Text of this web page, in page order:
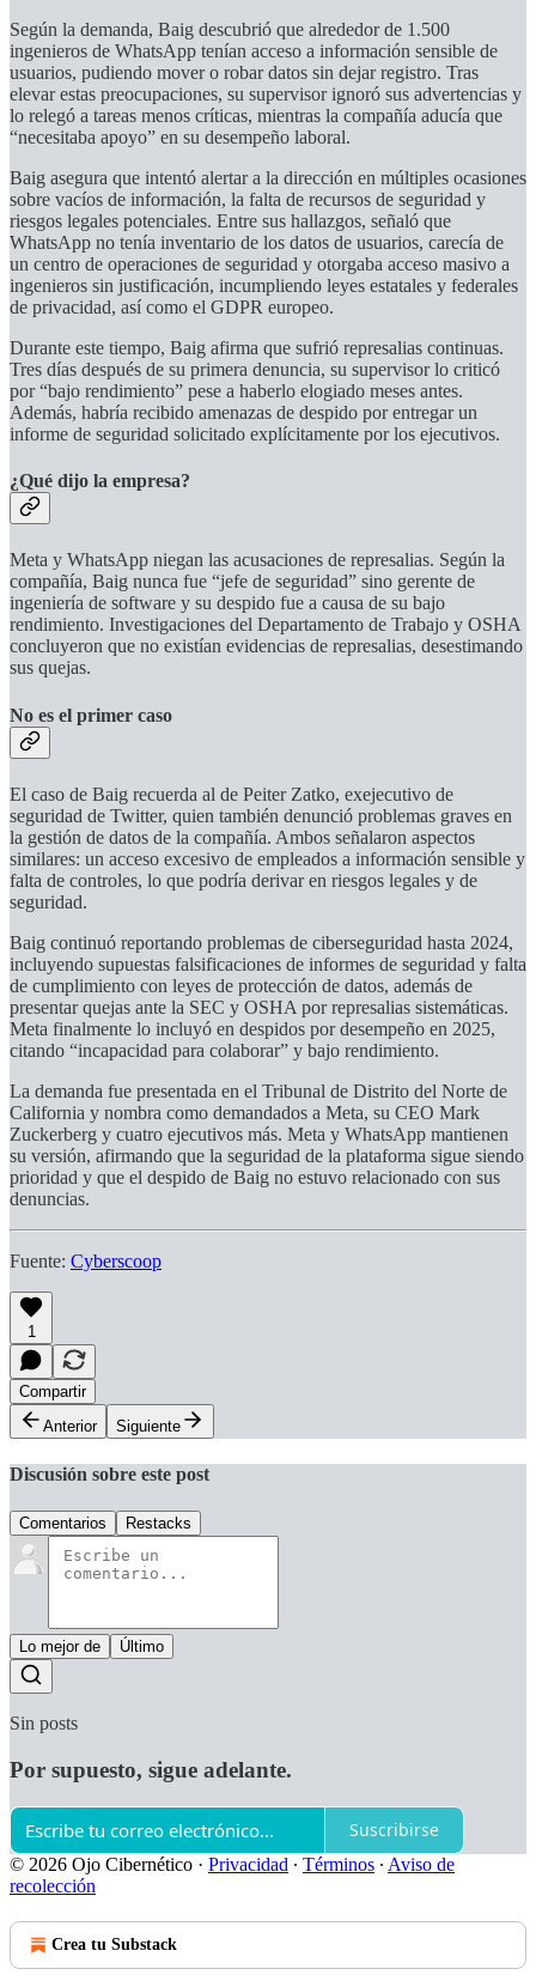
Según la demanda, Baig descubrió que alrededor de 1.500
ingenieros de WhatsApp tenían acceso a información sensible de
usuarios, pudiendo mover o robar datos sin dejar registro. Tras
elevar estas preocupaciones, su supervisor ignoró sus advertencias y
lo relegó a tareas menos críticas, mientras la compañía aducía que
“necesitaba apoyo” en su desempeño laboral.
Baig asegura que intentó alertar a la dirección en múltiples ocasiones
sobre vacíos de información, la falta de recursos de seguridad y
riesgos legales potenciales. Entre sus hallazgos, señaló que
WhatsApp no tenía inventario de los datos de usuarios, carecía de
un centro de operaciones de seguridad y otorgaba acceso masivo a
ingenieros sin justificación, incumpliendo leyes estatales y federales
de privacidad, así como el GDPR europeo.
Durante este tiempo, Baig afirma que sufrió represalias continuas.
Tres días después de su primera denuncia, su supervisor lo criticó
por “bajo rendimiento” pese a haberlo elogiado meses antes.
Además, habría recibido amenazas de despido por entregar un
informe de seguridad solicitado explícitamente por los ejecutivos.
¿Qué dijo la empresa?
Meta y WhatsApp niegan las acusaciones de represalias. Según la
compañía, Baig nunca fue “jefe de seguridad” sino gerente de
ingeniería de software y su despido fue a causa de su bajo
rendimiento. Investigaciones del Departamento de Trabajo y OSHA
concluyeron que no existían evidencias de represalias, desestimando
sus quejas.
No es el primer caso
El caso de Baig recuerda al de Peiter Zatko, exejecutivo de
seguridad de Twitter, quien también denunció problemas graves en
la gestión de datos de la compañía. Ambos señalaron aspectos
similares: un acceso excesivo de empleados a información sensible y
falta de controles, lo que podría derivar en riesgos legales y de
seguridad.
Baig continuó reportando problemas de ciberseguridad hasta 2024,
incluyendo supuestas falsificaciones de informes de seguridad y falta
de cumplimiento con leyes de protección de datos, además de
presentar quejas ante la SEC y OSHA por represalias sistemáticas.
Meta finalmente lo incluyó en despidos por desempeño en 2025,
citando “incapacidad para colaborar” y bajo rendimiento.
La demanda fue presentada en el Tribunal de Distrito del Norte de
California y nombra como demandados a Meta, su CEO Mark
Zuckerberg y cuatro ejecutivos más. Meta y WhatsApp mantienen
su versión, afirmando que la seguridad de la plataforma sigue siendo
prioridad y que el despido de Baig no estuvo relacionado con sus
denuncias.
Fuente: Cyberscoop
1
Compartir
Anterior
Siguiente
Discusión sobre este post
Comentarios Restacks
Lo mejor de Último
Sin posts
Por supuesto, sigue adelante.
Suscribirse
© 2026 Ojo Cibernético · Privacidad ∙ Términos ∙ Aviso de
recolección
Crea tu Substack